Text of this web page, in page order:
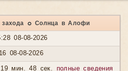
захода ☼ Солнца в Алофи
08-08-2026
08-08-2026
мин. 48 сек. полные сведения